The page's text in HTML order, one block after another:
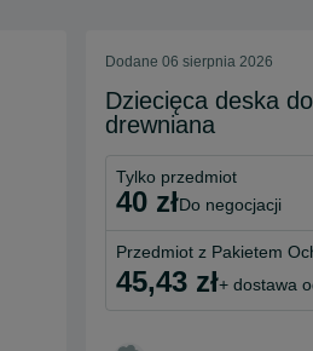
Dodane 06 sierpnia 2026
Dziecięca deska
drewniana
Tylko przedmiot
40 zł do negocjacji
Przedmiot z Pakietem
45,43 zł+ dostawa